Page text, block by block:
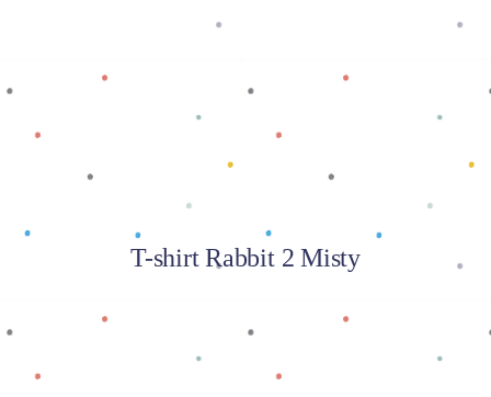
T-shirt Rabbit 2 Misty